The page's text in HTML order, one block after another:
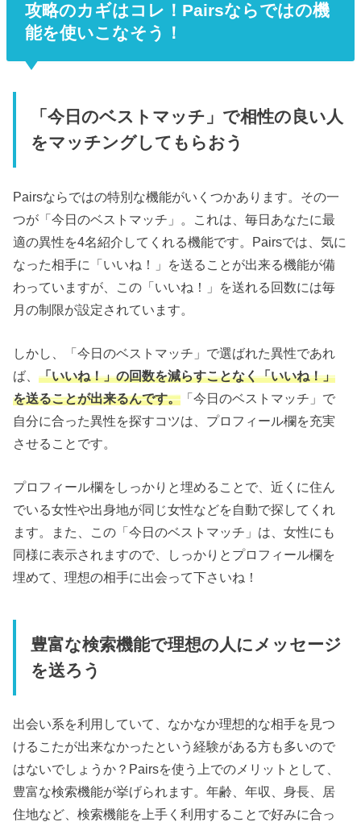
攻略のカギはコレ！Pairsならではの機
能を使いこなそう！
「今日のベストマッチ」で相性の良い人
をマッチングしてもらおう
Pairsならではの特別な機能がいくつかあります。その一
つが「今日のベストマッチ」。これは、毎日あなたに最
適の異性を4名紹介してくれる機能です。Pairsでは、気に
なった相手に「いいね！」を送ることが出来る機能が備
わっていますが、この「いいね！」を送れる回数には毎
月の制限が設定されています。
しかし、「今日のベストマッチ」で選ばれた異性であれ
ば、「いいね！」の回数を減らすことなく「いいね！」
を送ることが出来るんです。 「今日のベストマッチ」で
自分に合った異性を探すコツは、プロフィール欄を充実
させることです。
プロフィール欄をしっかりと埋めることで、近くに住ん
でいる女性や出身地が同じ女性などを自動で探してくれ
ます。また、この「今日のベストマッチ」は、女性にも
同様に表示されますので、しっかりとプロフィール欄を
埋めて、理想の相手に出会って下さいね！
豊富な検索機能で理想の人にメッセージ
を送ろう
出会い系を利用していて、なかなか理想的な相手を見つ
けるこたが出来なかったという経験がある方も多いので
はないでしょうか？Pairsを使う上でのメリットとして、
豊富な検索機能が挙げられます。年齢、年収、身長、居
住地など、検索機能を上手く利用することで好みに合っ